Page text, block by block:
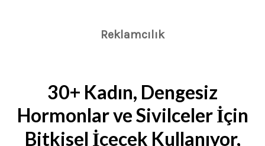
Reklamcılık
30+ Kadın, Dengesiz
Hormonlar ve Sivilceler İçin
Bitkisel İçecek Kullanıyor,